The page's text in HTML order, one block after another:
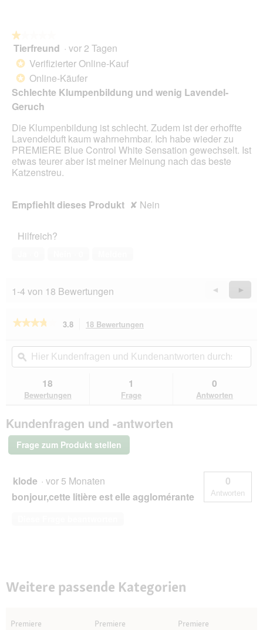
★★★★★
★★★★★
1
von
Sternen.
Tierfreund · vor 2 Tagen
* Verifizierter Online-Kauf
* Online-Käufer
Schlechte Klumpenbildung und wenig Lavendel-
Geruch
Die Klumpenbildung ist schlecht. Zudem ist der erhoffte
Lavendelduft kaum wahrnehmbar. Ich habe wieder zu
PREMIERE Blue Control White Sensation gewechselt. Ist
etwas teurer aber ist meiner Meinung nach das beste
Katzenstreu.
Empfiehlt dieses Produkt ✘ Nein
Hilfreich?
1-4 von 18 Bewertungen
Zurück
Reviews
◄
Weiter
►
★★★★★
★★★★★
5
lesen
PREMIERE
Klumpstreu
Katze
Duft
12
3.8 18 Bewertungen
Aktion
navigierst
du
Hier
Kundenfragen
und
Kundenantworten
durchsuchen
ϙ
18
Bewertungen
1
Frage
0
Antworten
Kundenfragen und -antworten
Frage zum Produkt stellen
klode · vor 5 Monaten
bonjour,cette litière est elle agglomérante
0
Antworten
Weitere passende Kategorien
Premiere
Premiere
Premiere